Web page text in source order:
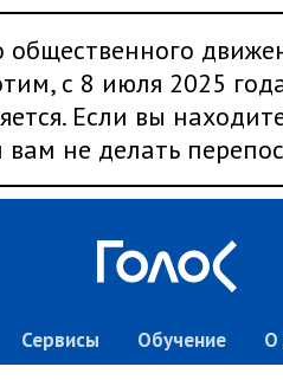
общественного
с 8 июля 2025
Если вы
не делать
Сервисы Обучение О